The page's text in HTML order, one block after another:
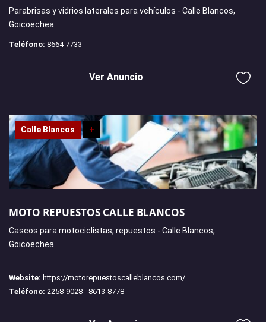
Parabrisas y vidrios laterales para vehículos - Calle Blancos,
Goicoechea
Teléfono: 8664 7733
Ver Anuncio
Calle Blancos +
MOTO REPUESTOS CALLE BLANCOS
Cascos para motociclistas, repuestos - Calle Blancos,
Goicoechea
Website: https://motorepuestoscalleblancos.com/
Teléfono: 2258-9028 - 8613-8778